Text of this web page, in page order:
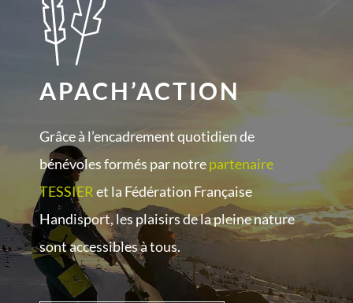
often
heavy-
duty.
https://watchesbuy.pl
rolex
on
the
introduction
of
ultra-
thin
APACH’ACTION
Grâce à l’encadrement quotidien de
bénévoles formés par notrepartenaire
TESSIER et la Fédération Française
Handisport, les plaisirs de la pleine nature
sont accessibles à tous.